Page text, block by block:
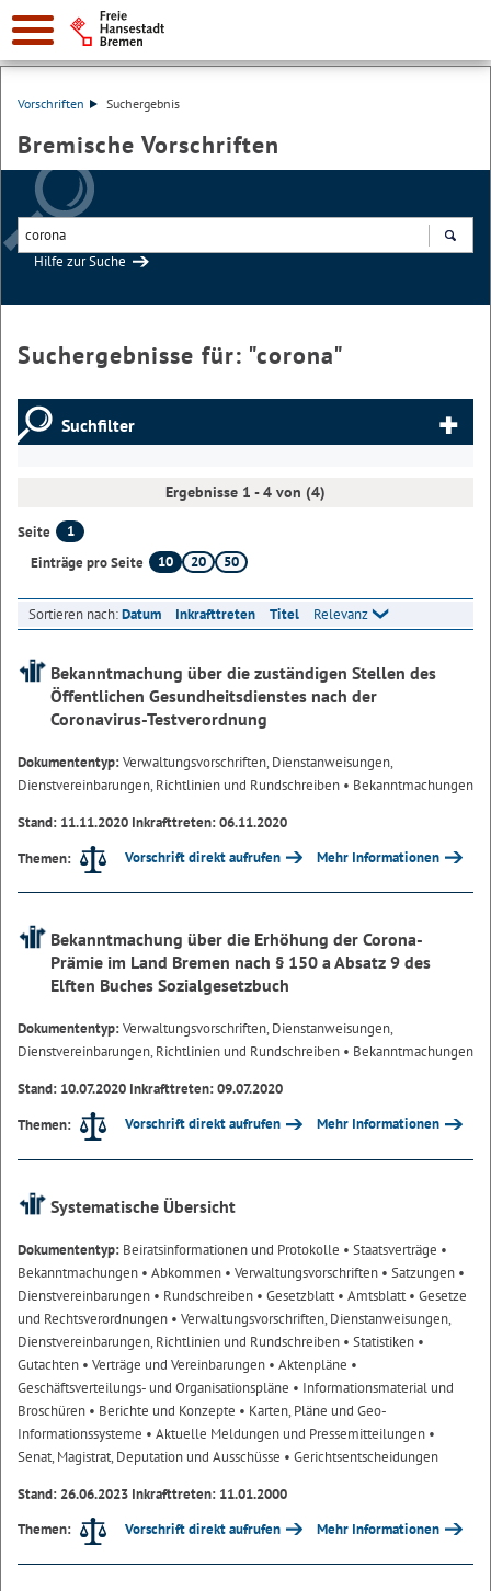
Vorschriften Suchergebnis
Bremische Vorschriften
Hilfe zur Suche
Suchergebnisse für: "corona"
Suchfilter
Ergebnisse 1 - 4 von (4)
Seite
1
Einträge pro Seite
10 20 50
Sortieren nach:Datum Inkrafttreten Titel Relevanz
Bekanntmachung über die zuständigen Stellen des
Öffentlichen Gesundheitsdienstes nach der
Coronavirus-Testverordnung
Dokumententyp:Verwaltungsvorschriften, Dienstanweisungen,
Dienstvereinbarungen, Richtlinien und Rundschreiben • Bekanntmachungen
Stand: 11.11.2020 Inkrafttreten: 06.11.2020
Themen:
Vorschrift direkt aufrufen Mehr Informationen
Bekanntmachung über die Erhöhung der Corona-
Prämie im Land Bremen nach § 150 a Absatz 9 des
Elften Buches Sozialgesetzbuch
Dokumententyp:Verwaltungsvorschriften, Dienstanweisungen,
Dienstvereinbarungen, Richtlinien und Rundschreiben • Bekanntmachungen
Stand: 10.07.2020 Inkrafttreten: 09.07.2020
Themen:
Vorschrift direkt aufrufen Mehr Informationen
Systematische Übersicht
Dokumententyp: Beiratsinformationen und Protokolle • Staatsverträge •
Bekanntmachungen • Abkommen • Verwaltungsvorschriften • Satzungen •
Dienstvereinbarungen • Rundschreiben • Gesetzblatt• Amtsblatt• Gesetze
und Rechtsverordnungen • Verwaltungsvorschriften, Dienstanweisungen,
Dienstvereinbarungen, Richtlinien und Rundschreiben • Statistiken •
Gutachten • Verträge und Vereinbarungen • Aktenpläne •
Geschäftsverteilungs- und Organisationspläne • Informationsmaterial und
Broschüren • Berichte und Konzepte • Karten, Pläne und Geo-
Informationssysteme • Aktuelle Meldungen und Pressemitteilungen •
Senat, Magistrat, Deputation und Ausschüsse • Gerichtsentscheidungen
Stand: 26.06.2023 Inkrafttreten: 11.01.2000
Themen:
Vorschrift direkt aufrufen Mehr Informationen